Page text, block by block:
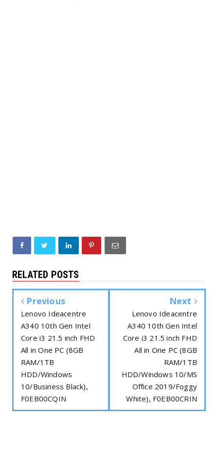
RELATED POSTS
Previous
Lenovo Ideacentre
A340 10th Gen Intel
Core i3 21.5 inch FHD
All in One PC (8GB
RAM/1TB
HDD/Windows
10/Business Black),
F0EB00CQIN
Next
Lenovo Ideacentre
A340 10th Gen Intel
Core i3 21.5 inch FHD
All in One PC (8GB
RAM/1TB
HDD/Windows 10/MS
Office 2019/Foggy
White), F0EB00CRIN